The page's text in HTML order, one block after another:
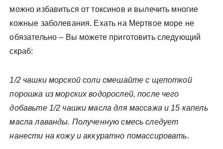
можно избавиться от токсинов и вылечить многие
кожные заболевания. Ехать на Мертвое море не
обязательно – Вы можете приготовить следующий
скраб:
1/2 чашки морской соли смешайте с щепоткой
порошка из морских водорослей, после чего
добавьте 1/2 чашки масла для массажа и 15 капель
масла лаванды. Полученную смесь следует
нанести на кожу и аккуратно помассировать.